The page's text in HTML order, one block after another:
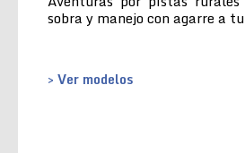
sobra y manejo con agarre a
> Ver modelos